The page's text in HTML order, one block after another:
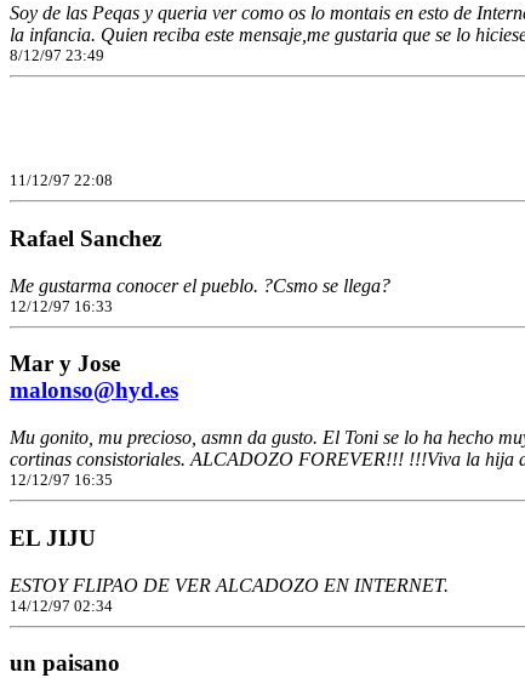
Soy de las Peqas y queria ver como os lo montais en esto de
la infancia. Quien reciba este mensaje,me gustaria que se lo
8/12/97 23:49
11/12/97 22:08
Rafael Sanchez
Me gustarma conocer el pueblo. ?Csmo se llega?
12/12/97 16:33
Mar y Jose
malonso@hyd.es
Mu gonito, mu precioso, asmn da gusto. El Toni se lo ha hecho
cortinas consistoriales. ALCADOZO FOREVER!!! !!!Viva la hija
12/12/97 16:35
EL JIJU
ESTOY FLIPAO DE VER ALCADOZO EN INTERNET.
14/12/97 02:34
un paisano